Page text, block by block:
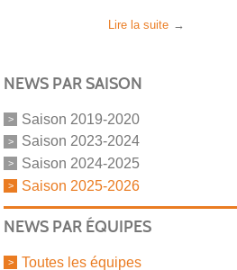
Lire la suite
NEWS PAR SAISON
Saison 2019-2020
Saison 2023-2024
Saison 2024-2025
Saison 2025-2026
NEWS PAR ÉQUIPES
Toutes les équipes